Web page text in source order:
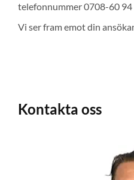
telefonnummer 0708-60 94
Vi ser fram emot din
Kontakta oss